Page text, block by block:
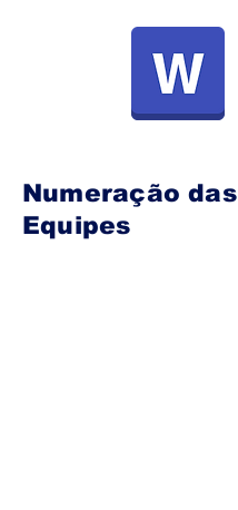
Numeração das
Equipes